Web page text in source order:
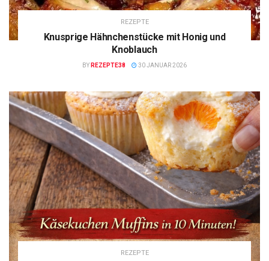
REZEPTE
Knusprige Hähnchenstücke mit Honig und
Knoblauch
BY REZEPTE38 30 JANUAR 2026
REZEPTE